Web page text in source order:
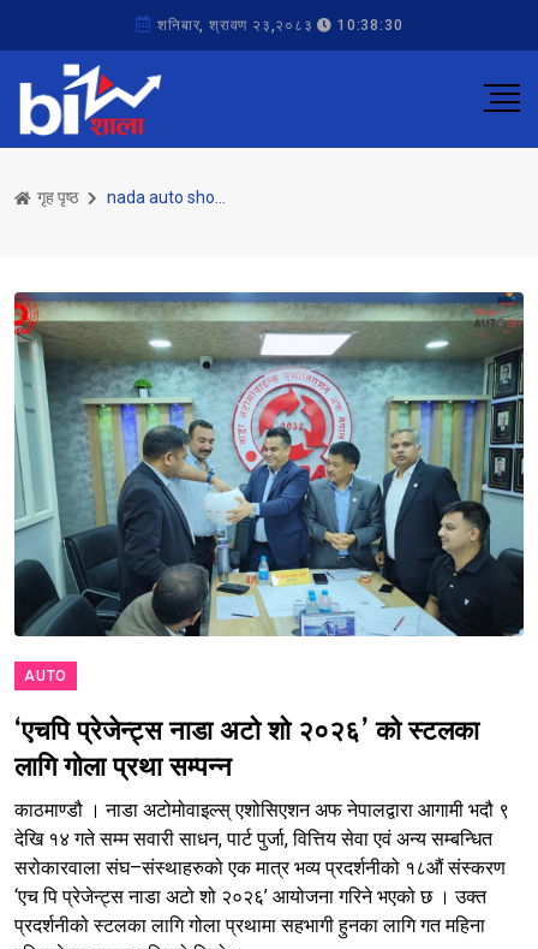
शनिबार, श्रावण २३,२०८३ 10:38:30
गृह पृष्ठ
AUTO
‘एचपि प्रेजेन्ट्स नाडा अटो शो २०२६’ को स्टलका
लागि गोला प्रथा सम्पन्न
काठमाण्डौ । नाडा अटोमोवाइल्स् एशोसिएशन अफ नेपालद्वारा आगामी भदौ ९
देखि १४ गते सम्म सवारी साधन, पार्ट पुर्जा, वित्तिय सेवा एवं अन्य सम्बन्धित
सरोकारवाला संघ–संस्थाहरुको एक मात्र भव्य प्रदर्शनीको १८औं संस्करण
‘एच पि प्रेजेन्ट्स नाडा अटो शो २०२६’ आयोजना गरिने भएको छ । उक्त
प्रदर्शनीको स्टलका लागि गोला प्रथामा सहभागी हुनका लागि गत महिना